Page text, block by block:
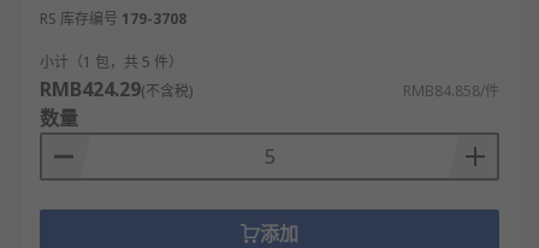
RS 库存编号 179-3708
小计（1 包，共 5 件）
RMB424.29(不含税) RMB84.858/件
数量
添加